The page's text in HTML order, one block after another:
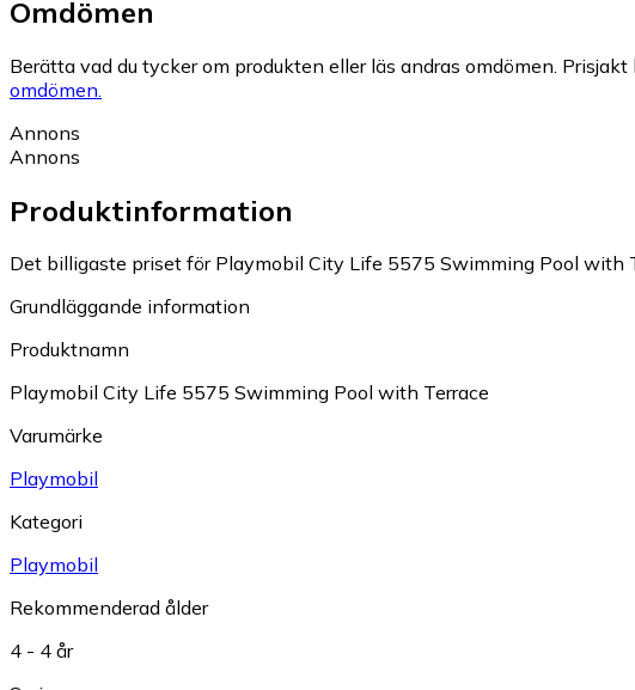
Omdömen
Berätta vad du tycker om produkten eller läs andras omdömen.
omdömen.
Annons
Annons
Produktinformation
Det billigaste priset för Playmobil City Life 5575 Swimming Pool with
Grundläggande information
Produktnamn
Playmobil City Life 5575 Swimming Pool with Terrace
Varumärke
Playmobil
Kategori
Playmobil
Rekommenderad ålder
4 - 4 år